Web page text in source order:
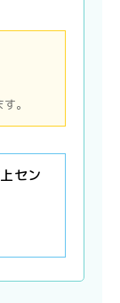
。
セン